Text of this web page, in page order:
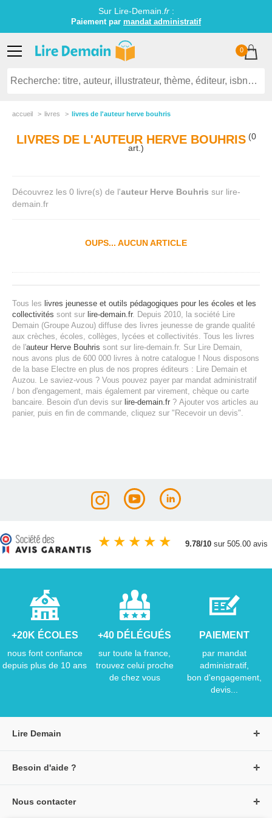
Sur Lire-Demain. fr:
Paiement par mandat administratif
0
accueil livres livres de l'auteur herve bouhris
LIVRES DE L'AUTEUR HERVE BOUHRIS (0
art.)
Découvrez les 0 livre(s) de l'auteur Herve Bouhris sur lire-
demain.fr
OUPS... AUCUN ARTICLE
Tous les livres jeunesse et outils pédagogiques pour les écoles et les
collectivités sont sur lire-demain.fr. Depuis 2010, la société Lire
Demain (Groupe Auzou) diffuse des livres jeunesse de grande qualité
aux crèches, écoles, collèges, lycées et collectivités. Tous les livres
de l'auteur Herve Bouhris sont sur lire-demain.fr. Sur Lire Demain,
nous avons plus de 600 000 livres à notre catalogue ! Nous disposons
de la base Electre en plus de nos propres éditeurs : Lire Demain et
Auzou. Le saviez-vous ? Vous pouvez payer par mandat administratif
/ bon d'engagement, mais également par virement, chèque ou carte
bancaire. Besoin d'un devis sur lire-demain.fr ? Ajouter vos articles au
panier, puis en fin de commande, cliquez sur "Recevoir un devis".
★ ★ ★ ★ ★ 9.78/10 sur 505.00 avis
+20K ÉCOLES
nous font confiance
depuis plus de 10 ans
+40 DÉLÉGUÉS
sur toute la france,
trouvez celui proche
de chez vous
PAIEMENT
par mandat
administratif,
bon d'engagement,
devis...
Lire Demain
Besoin d'aide ?
Nous contacter